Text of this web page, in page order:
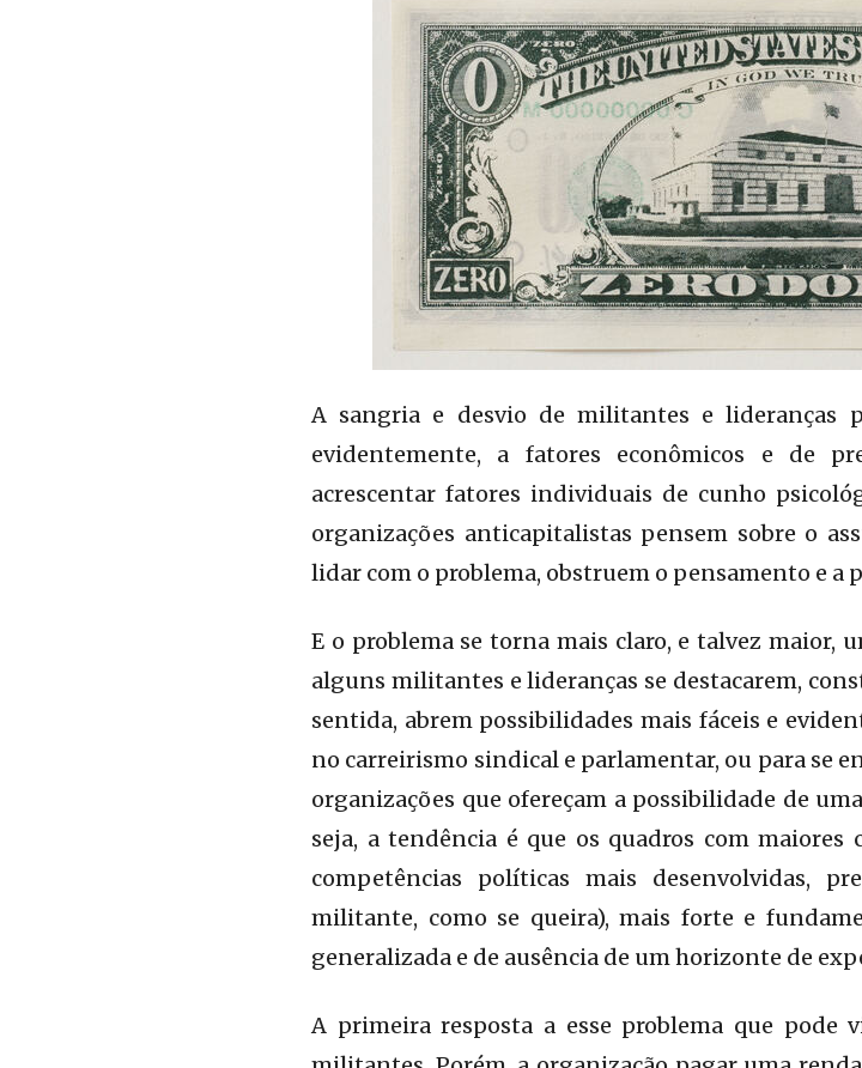
A sangria e desvio de militantes e lideranças
evidentemente, a fatores econômicos e de
acrescentar fatores individuais de cunho
organizações anticapitalistas pensem sobre o
lidar com o problema, obstruem o pensamento e a
E o problema se torna mais claro, e talvez maior,
alguns militantes e lideranças se destacarem,
sentida, abrem possibilidades mais fáceis e
no carreirismo sindical e parlamentar, ou para se
organizações que ofereçam a possibilidade de
seja, a tendência é que os quadros com maiores
competências políticas mais desenvolvidas,
militante, como se queira), mais forte e
generalizada e de ausência de um horizonte de
A primeira resposta a esse problema que pode